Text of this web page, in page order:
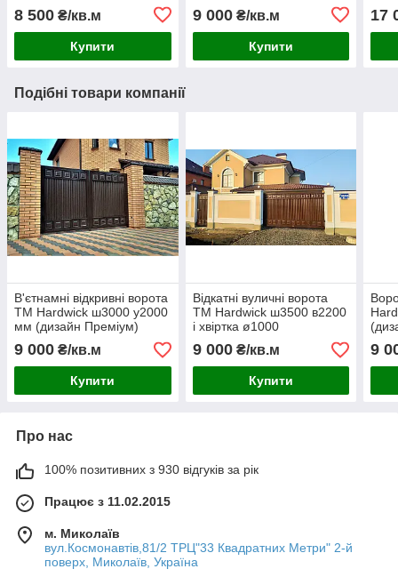
піки)
8 500 ₴/кв.м
Купити
9 000₴/кв.м
Купити
17
Подібні товари компанії
В'єтнамні відкривні ворота
TM Hardwick ш3000 у2000
мм (дизайн Преміум)
9 000 ₴/кв.м
Купити
Відкатні вуличні ворота
TM Hardwick ш3500 в2200
і хвіртка ø1000
в2200(дизайн Преміум)
9 000₴/кв.м
Купити
9
Про нас
100% позитивних з 930 відгуків за рік
Працює з 11.02.2015
м. Миколаїв
вул.Космонавтів,81/2 ТРЦ"33 Квадратних Метри" 2-й
поверх, Миколаїв, Україна